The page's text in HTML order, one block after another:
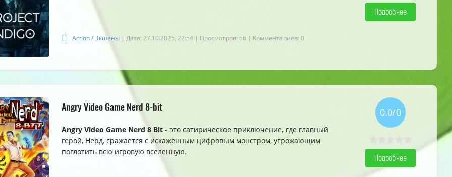
Action / Экшены | Дата: 27.10.2025, 22:54 | Просмотров: 66 | Комментариев: 0
Подробнее
Angry Video Game Nerd 8-bit
Angry Video Game Nerd 8 Bit - это сатирическое приключение, где главный
герой, Нерд, сражается с искаженным цифровым монстром, угрожающим
поглотить всю игровую вселенную.
0.0/0
Подробнее